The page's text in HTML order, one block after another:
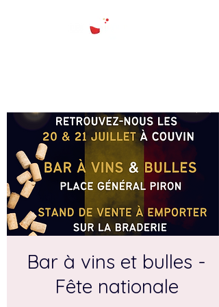
Bar à vins et bulles -
Fête nationale